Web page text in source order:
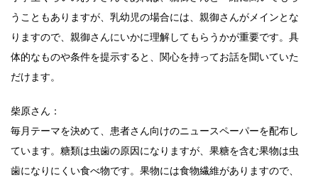
うこともありますが、乳幼児の場合には、親御さんがメインとな
りますので、親御さんにいかに理解してもらうかが重要です。具
体的なものや条件を提示すると、関心を持ってお話を聞いていた
だけます。
柴原さん：
毎月テーマを決めて、患者さん向けのニュースペーパーを配布し
ています。糖類は虫歯の原因になりますが、果糖を含む果物は虫
歯になりにくい食べ物です。果物には食物繊維がありますので、